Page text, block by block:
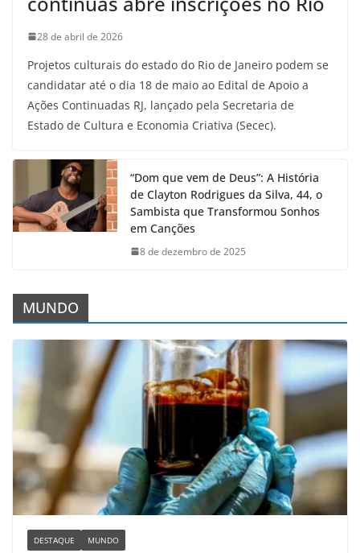
28 de abril de 2026
Projetos culturais do estado do Rio de Janeiro podem se
candidatar até o dia 18 de maio ao Edital de Apoio a
Ações Continuadas RJ, lançado pela Secretaria de
Estado de Cultura e Economia Criativa (Secec).
“Dom que vem de Deus”: A História
de Clayton Rodrigues da Silva, 44, o
Sambista que Transformou Sonhos
em Canções
8 de dezembro de 2025
MUNDO
DESTAQUE MUNDO